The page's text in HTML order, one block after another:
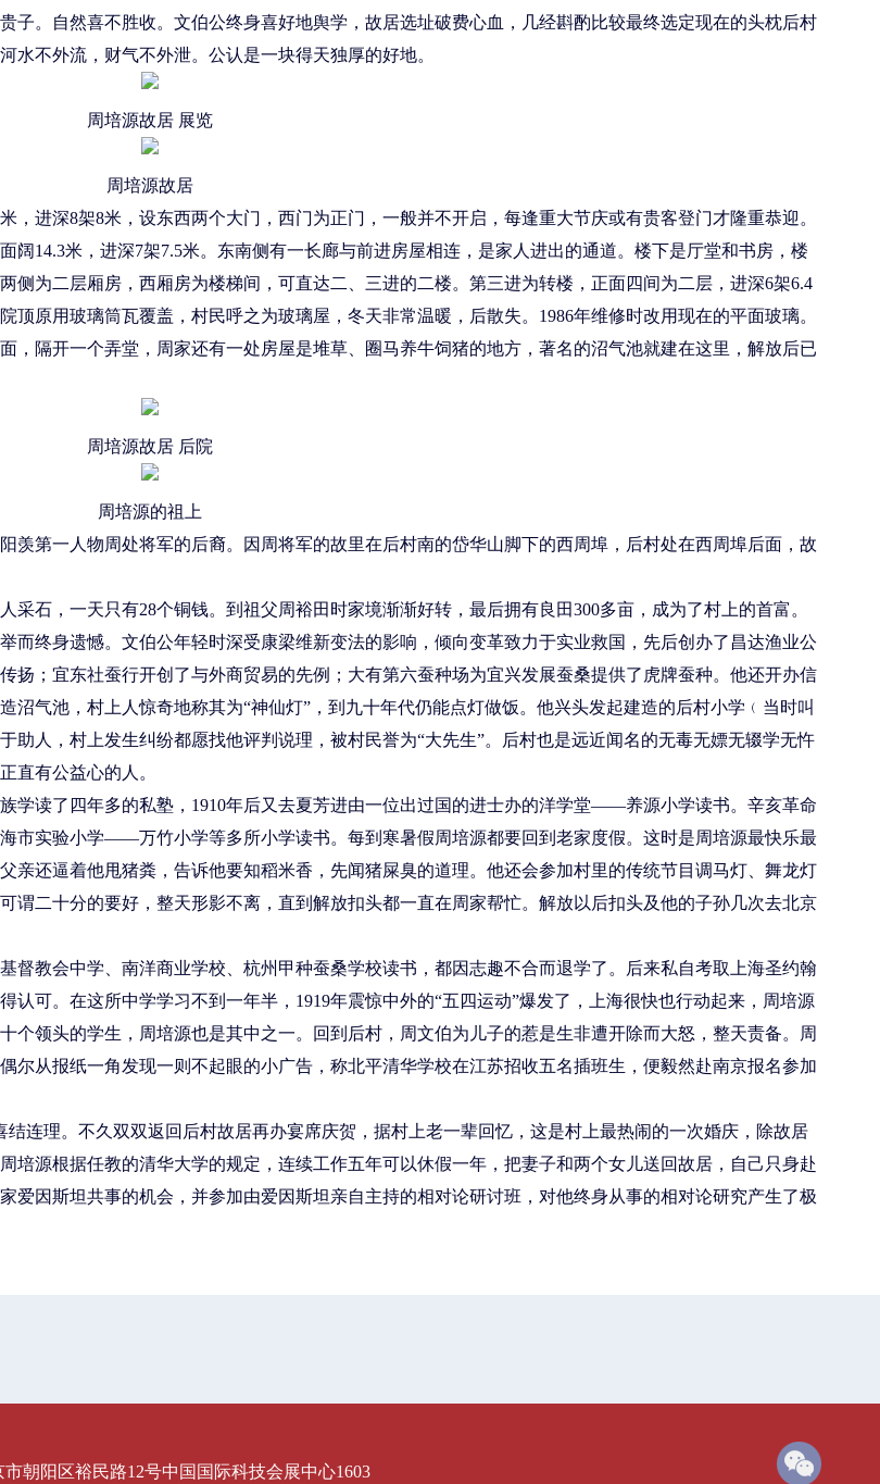
子。自然喜不胜收。文伯公终身喜好地舆学，故居选址破费心血，几经斟酌比较最终选定现在的头枕后村
不外流，财气不外泄。公认是一块得天独厚的好地。
周培源故居 展览
周培源故居
进深8架8米，设东西两个大门，西门为正门，一般并不开启，每逢重大节庆或有贵客登门才隆重恭迎。
14.3米，进深7架7.5米。东南侧有一长廊与前进房屋相连，是家人进出的通道。楼下是厅堂和书房，楼
侧为二层厢房，西厢房为楼梯间，可直达二、三进的二楼。第三进为转楼，正面四间为二层，进深6架6.4
原用玻璃筒瓦覆盖，村民呼之为玻璃屋，冬天非常温暖，后散失。1986年维修时改用现在的平面玻璃。
，隔开一个弄堂，周家还有一处房屋是堆草、圈马养牛饲猪的地方，著名的沼气池就建在这里，解放后已
周培源故居 后院
周培源的祖上
羡第一人物周处将军的后裔。因周将军的故里在后村南的岱华山脚下的西周埠，后村处在西周埠后面，故
石，一天只有28个铜钱。到祖父周裕田时家境渐渐好转，最后拥有良田300多亩，成为了村上的首富。
而终身遗憾。文伯公年轻时深受康梁维新变法的影响，倾向变革致力于实业救国，先后创办了昌达渔业公
扬；宜东社蚕行开创了与外商贸易的先例；大有第六蚕种场为宜兴发展蚕桑提供了虎牌蚕种。他还开办信
气池，村上人惊奇地称其为“神仙灯”，到九十年代仍能点灯做饭。他兴头发起建造的后村小学﹙当时叫
人，村上发生纠纷都愿找他评判说理，被村民誉为“大先生”。后村也是远近闻名的无毒无嫖无辍学无忤
直有公益心的人。
学读了四年多的私塾，1910年后又去夏芳进由一位出过国的进士办的洋学堂——养源小学读书。辛亥革命
市实验小学——万竹小学等多所小学读书。每到寒暑假周培源都要回到老家度假。这时是周培源最快乐最
亲还逼着他甩猪粪，告诉他要知稻米香，先闻猪屎臭的道理。他还会参加村里的传统节目调马灯、舞龙灯
谓二十分的要好，整天形影不离，直到解放扣头都一直在周家帮忙。解放以后扣头及他的子孙几次去北京
督教会中学、南洋商业学校、杭州甲种蚕桑学校读书，都因志趣不合而退学了。后来私自考取上海圣约翰
可。在这所中学学习不到一年半，1919年震惊中外的“五四运动”爆发了，上海很快也行动起来，周培源
个领头的学生，周培源也是其中之一。回到后村，周文伯为儿子的惹是生非遭开除而大怒，整天责备。周
尔从报纸一角发现一则不起眼的小广告，称北平清华学校在江苏招收五名插班生，便毅然赴南京报名参加
连理。不久双双返回后村故居再办宴席庆贺，据村上老一辈回忆，这是村上最热闹的一次婚庆，除故居
培源根据任教的清华大学的规定，连续工作五年可以休假一年，把妻子和两个女儿送回故居，自己只身赴
爱因斯坦共事的机会，并参加由爱因斯坦亲自主持的相对论研讨班，对他终身从事的相对论研究产生了极
朝阳区裕民路12号中国国际科技会展中心1603